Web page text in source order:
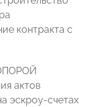
контракта с
актов
эскроу-счетах